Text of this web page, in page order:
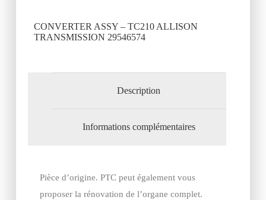
CONVERTER ASSY – TC210 ALLISON
TRANSMISSION 29546574
Description
Informations complémentaires
Pièce d’origine. PTC peut également vous
proposer la rénovation de l’organe complet.